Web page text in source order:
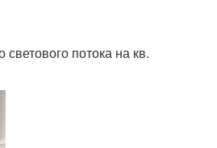
потока на кв.